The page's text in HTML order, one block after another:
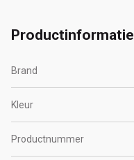
Productinformatie
Brand
Kleur
Productnummer